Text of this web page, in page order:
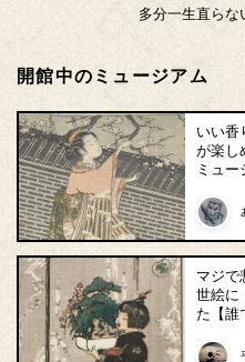
多分一生直らな
開館中のミュージアム
いい香
が楽し
ミュー
マジで
世絵に
た【誰